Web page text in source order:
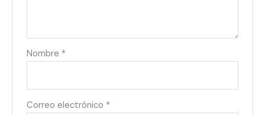
Nombre *
Correo electrónico *